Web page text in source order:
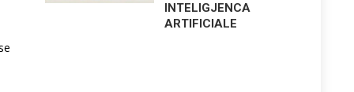
INTELIGJENCA
ARTIFICIALE